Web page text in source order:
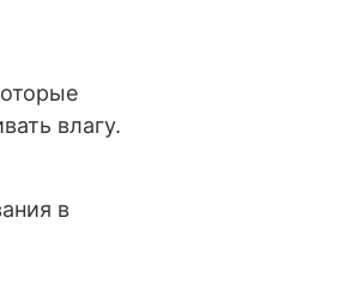
влагу.
в